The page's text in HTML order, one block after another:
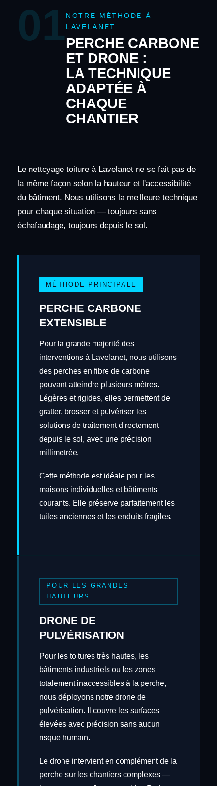
01 NOTRE MÉTHODE À
LAVELANET
PERCHE CARBONE
ET DRONE :
LA TECHNIQUE
ADAPTÉE À
CHAQUE
CHANTIER
Le nettoyage toiture à Lavelanet ne se fait pas de
la même façon selon la hauteur et l'accessibilité
du bâtiment. Nous utilisons la meilleure technique
pour chaque situation — toujours sans
échafaudage, toujours depuis le sol.
MÉTHODE PRINCIPALE
PERCHE CARBONE
EXTENSIBLE
Pour la grande majorité des
interventions à Lavelanet, nous utilisons
des perches en fibre de carbone
pouvant atteindre plusieurs mètres.
Légères et rigides, elles permettent de
gratter, brosser et pulvériser les
solutions de traitement directement
depuis le sol, avec une précision
millimétrée.
Cette méthode est idéale pour les
maisons individuelles et bâtiments
courants. Elle préserve parfaitement les
tuiles anciennes et les enduits fragiles.
POUR LES GRANDES
HAUTEURS
DRONE DE
PULVÉRISATION
Pour les toitures très hautes, les
bâtiments industriels ou les zones
totalement inaccessibles à la perche,
nous déployons notre drone de
pulvérisation. Il couvre les surfaces
élevées avec précision sans aucun
risque humain.
Le drone intervient en complément de la
perche sur les chantiers complexes —